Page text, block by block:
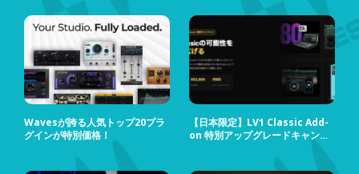
Wavesが誇る人気トップ20プラ
グインが特別価格！
【日本限定】LV1 Classic Add-
on 特別アップグレードキャンペ